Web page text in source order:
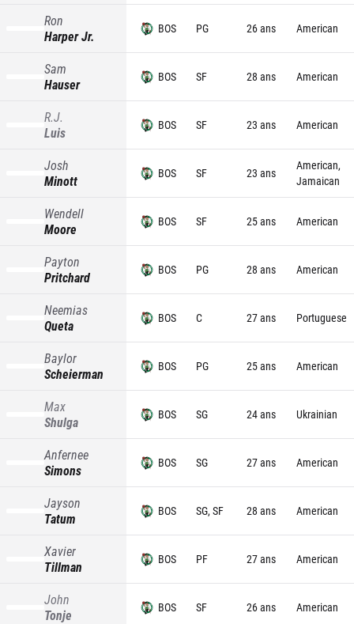
Ron
Harper Jr.
BOS PG 26 ans American
Sam
Hauser
BOS SF 28 ans American
R.J.
Luis
BOS SF 23 ans American
Josh
Minott
BOS SF 23 ans
American,
Jamaican
Wendell
Moore
BOS SF 25 ans American
Payton
Pritchard
BOS PG 28 ans American
Neemias
Queta
BOS C 27 ans Portuguese
Baylor
Scheierman
BOS PG 25 ans American
Max
Shulga
BOS SG 24 ans Ukrainian
Anfernee
Simons
BOS SG 27 ans American
Jayson
Tatum
BOS SG, SF 28 ans American
Xavier
Tillman
BOS PF 27 ans American
John
Tonje
BOS SF 26 ans American